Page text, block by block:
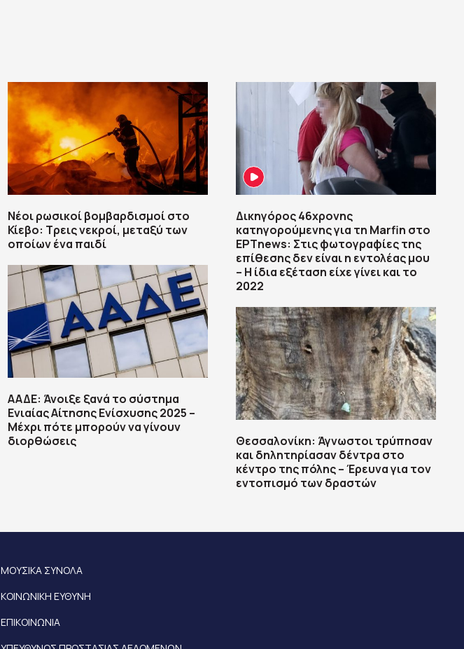
Νέοι ρωσικοί βομβαρδισμοί στο
Κίεβο: Τρεις νεκροί, μεταξύ των
οποίων ένα παιδί
ΑΑΔΕ: Άνοιξε ξανά το σύστημα
Ενιαίας Αίτησης Ενίσχυσης 2025 –
Μέχρι πότε μπορούν να γίνουν
διορθώσεις
Δικηγόρος 46χρονης
κατηγορούμενης για τη Marfin στο
ΕΡΤnews: Στις φωτογραφίες της
επίθεσης δεν είναι η εντολέας μου
– Η ίδια εξέταση είχε γίνει και το
2022
Θεσσαλονίκη: Άγνωστοι τρύπησαν
και δηλητηρίασαν δέντρα στο
κέντρο της πόλης – Έρευνα για τον
εντοπισμό των δραστών
ΜΟΥΣΙΚΑ ΣΥΝΟΛΑ
ΚΟΙΝΩΝΙΚΗ ΕΥΘΥΝΗ
ΕΠΙΚΟΙΝΩΝΙΑ